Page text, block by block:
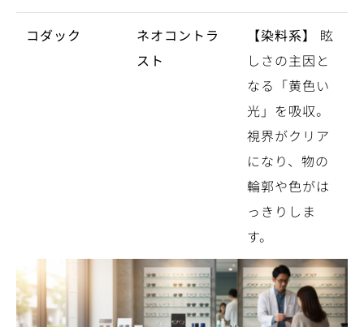
コダック
ネオコントラ
スト
【染料系】
眩
しさの主因と
なる「黄色い
光」を吸収。
視界がクリア
になり、物の
輪郭や色がは
っきりしま
す。